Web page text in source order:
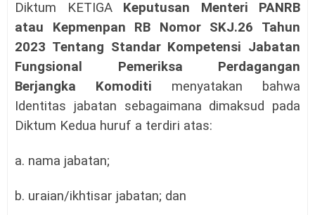
Diktum KETIGA Keputusan Menteri PANRB
atau Kepmenpan RB Nomor SKJ.26 Tahun
2023 Tentang Standar Kompetensi Jabatan
Fungsional Pemeriksa Perdagangan
Berjangka Komoditi menyatakan bahwa
Identitas jabatan sebagaimana dimaksud pada
Diktum Kedua huruf a terdiri atas:
a. nama jabatan;
b. uraian/ikhtisar jabatan; dan